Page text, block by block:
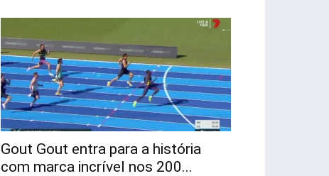
Gout Gout entra para a história
com marca incrível nos 200...